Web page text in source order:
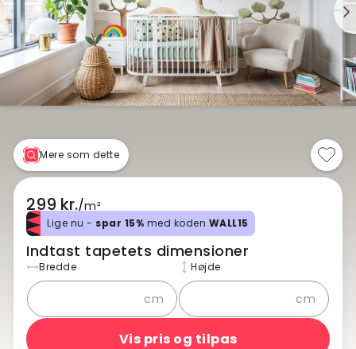
Mere som dette
299 kr./m²
Lige nu - spar 15% med koden WALL15
Indtast tapetets dimensioner
Bredde
cm
Højde
cm
Vis pris og tilpas